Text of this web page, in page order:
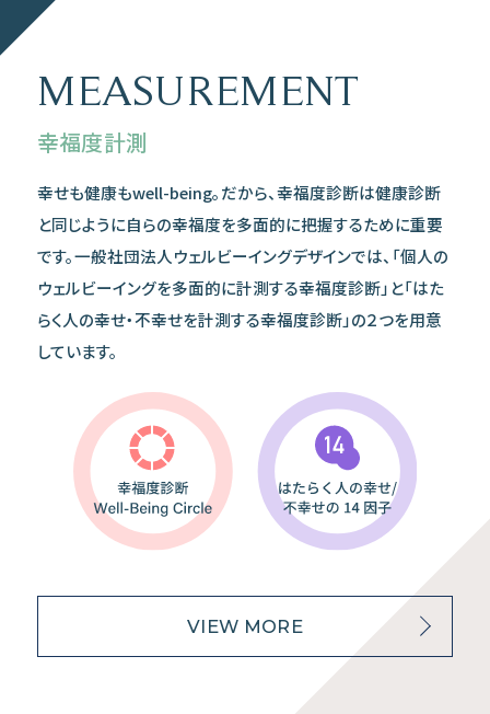
MEASUREMENT
幸福度計測
幸せも健康もwell-being。だから、幸福度診断は健康診断
と同じように自らの幸福度を多面的に把握するために重要
です。一般社団法人ウェルビーイングデザインでは、「個人の
ウェルビーイングを多面的に計測する幸福度診断」と「はた
らく人の幸せ・不幸せを計測する幸福度診断」の２つを用意
しています。
VIEW MORE